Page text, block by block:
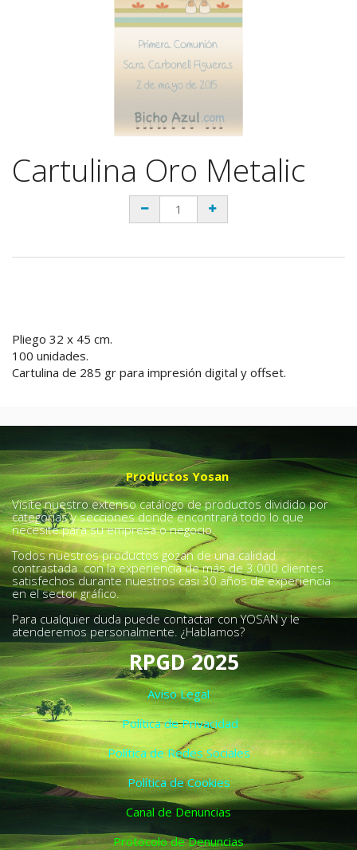
Cartulina Oro Metalic
Pliego 32 x 45 cm.
100 unidades.
Cartulina de 285 gr para impresión digital y offset.
Productos Yosan
Visite nuestro extenso catálogo de productos dividido por
categorías y secciones donde encontrará todo lo que
necesite para su empresa o negocio.
Todos nuestros productos gozan de una calidad
contrastada con la experiencia de más de 3.000 clientes
satisfechos durante nuestros casi 30 años de experiencia
en el sector gráfico.
Para cualquier duda puede contactar con YOSAN y le
atenderemos personalmente. ¿Hablamos?
RPGD 2025
Aviso Legal
Política de Privacidad
Política de Redes Sociales
Política de Cookies
Canal de Denuncias
Protocolo de Denuncias